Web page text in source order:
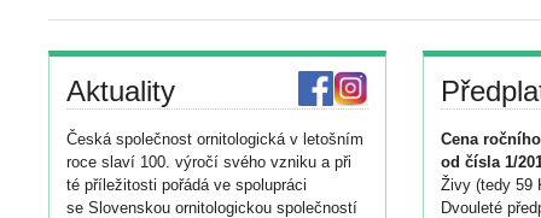
Aktuality
Česká společnost ornitologická v letošním
roce slaví 100. výročí svého vzniku a při
té příležitosti pořádá ve spolupráci
se Slovenskou ornitologickou společností
Cena
od čísla 1/
Živy (tedy 59
Dvouleté